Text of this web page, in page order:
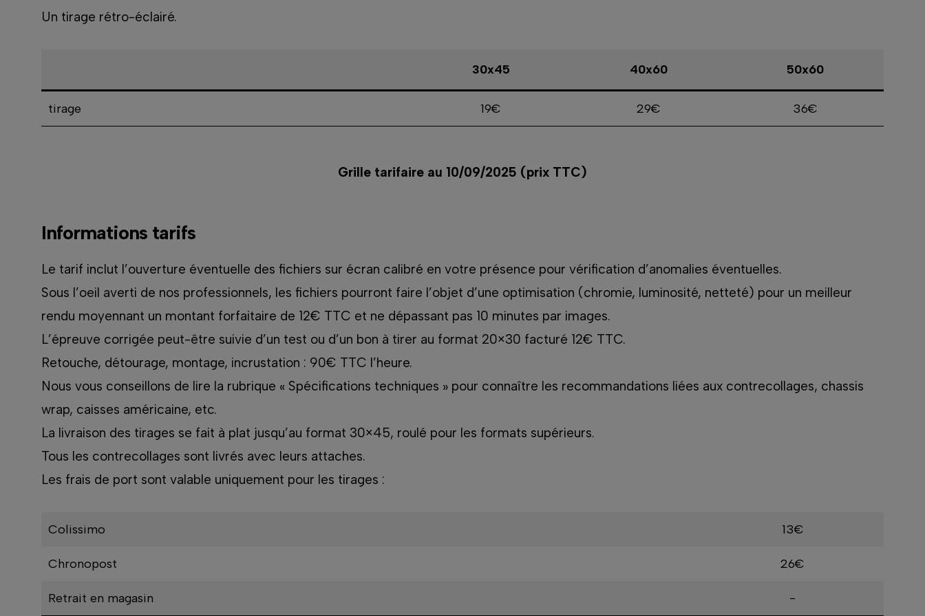
Un tirage rétro-éclairé.
30x45 40x60 50x60
tirage 19€ 29€ 36€
Grille tarifaire au 10/09/2025 (prix TTC)
Informations tarifs
Le tarif inclut l’ouverture éventuelle des fichiers sur écran calibré en votre présence pour vérification d’anomalies éventuelles.
Sous l’oeil averti de nos professionnels, les fichiers pourront faire l’objet d’une optimisation (chromie, luminosité, netteté) pour un meilleur
rendu moyennant un montant forfaitaire de 12€ TTC et ne dépassant pas 10 minutes par images.
L’épreuve corrigée peut-être suivie d’un test ou d’un bon à tirer au format 20×30 facturé 12€ TTC.
Retouche, détourage, montage, incrustation : 90€ TTC l’heure.
Nous vous conseillons de lire la rubrique « Spécifications techniques » pour connaître les recommandations liées aux contrecollages, chassis
wrap, caisses américaine, etc.
La livraison des tirages se fait à plat jusqu’au format 30×45, roulé pour les formats supérieurs.
Tous les contrecollages sont livrés avec leurs attaches.
Les frais de port sont valable uniquement pour les tirages :
Colissimo 13€
Chronopost 26€
Retrait en magasin -